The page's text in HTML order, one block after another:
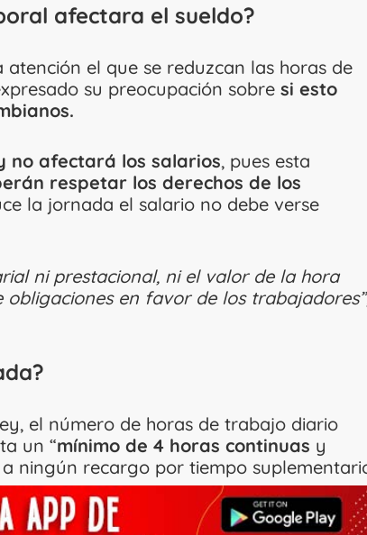
afectara el sueldo?
el que se reduzcan las horas de
su preocupación sobre si esto
no afectará los salarios, pues esta
respetar los derechos de los
la jornada el salario no debe verse
ni prestacional, ni el valor de la hora
en favor de los
el número de horas de trabajo diario
un “mínimo de 4 horas continuas y
ningún recargo por tiempo